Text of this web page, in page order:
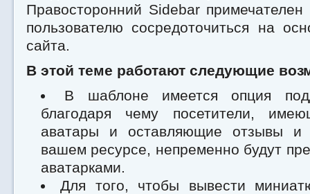
Правосторонний Sidebar примечателен
пользователю сосредоточиться на
сайта.
В этой теме работают следующие
В шаблоне имеется опция
благодаря чему посетители,
аватары и оставляющие отзывы и
вашем ресурсе, непременно будут
аватарками.
Для того, чтобы вывести